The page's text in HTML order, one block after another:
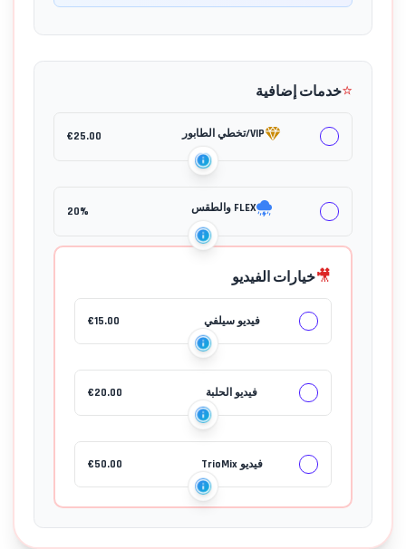
جهات الاتصال
⭐خدمات إضافية
VIP/تخطي الطابور €25.00
FLEX والطقس 20%
🎥خيارات الفيديو
فيديو سيلفي €15.00
فيديو الحلبة €20.00
فيديو TrioMix €50.00